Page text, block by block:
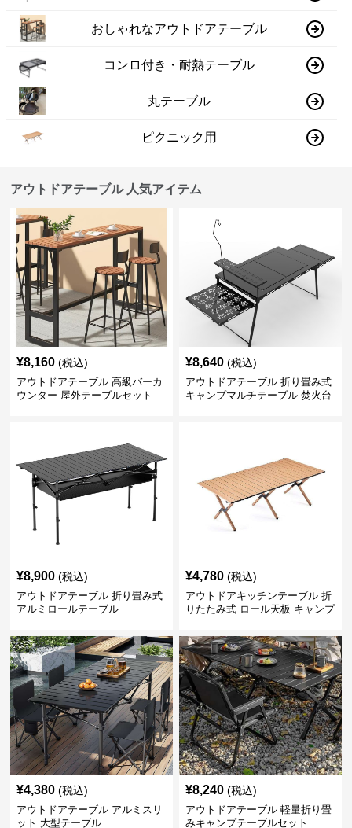
おしゃれなアウトドアテーブル
コンロ付き・耐熱テーブル
丸テーブル
ピクニック用
アウトドアテーブル 人気アイテム
¥8,160 (税込)
アウトドアテーブル 高級バーカ
ウンター 屋外テーブルセット
¥8,640 (税込)
アウトドアテーブル 折り畳み式
キャンプマルチテーブル 焚火台
¥8,900 (税込)
アウトドアテーブル 折り畳み式
アルミロールテーブル
¥4,780 (税込)
アウトドアキッチンテーブル 折
りたたみ式 ロール天板 キャンプ
¥4,380 (税込)
アウトドアテーブル アルミスリ
ット 大型テーブル
¥8,240 (税込)
アウトドアテーブル 軽量折り畳
みキャンプテーブルセット